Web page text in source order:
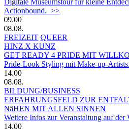
Actionbound. >>
09.00
08.08.
FREIZEIT QUEER
HINZ X KUNZ
GET READY 4 PRIDE MIT
Pride-Look Styling mit Make-up-
14.00
08.08.
BILDUNG/BUSINESS
ERFAHRUNGSFELD ZUR
NäHEN MIT ALLEN SINNEN
Weitere Infos zur Veranstaltung auf der
14.00